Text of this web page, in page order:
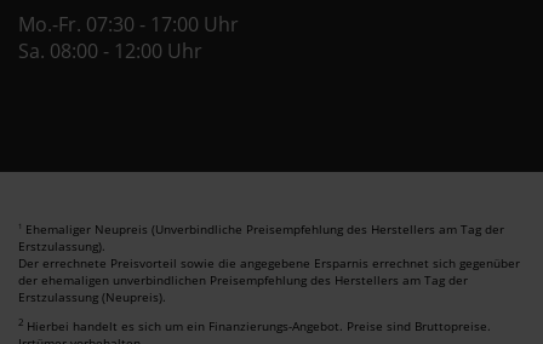
Mo.-Fr. 07:30 - 17:00 Uhr
Sa. 08:00 - 12:00 Uhr
1 Ehemaliger Neupreis (Unverbindliche Preisempfehlung des Herstellers am Tag der
Erstzulassung).
Der errechnete Preisvorteil sowie die angegebene Ersparnis errechnet sich gegenüber
der ehemaligen unverbindlichen Preisempfehlung des Herstellers am Tag der
Erstzulassung (Neupreis).
2 Hierbei handelt es sich um ein Finanzierungs-Angebot. Preise sind Bruttopreise.